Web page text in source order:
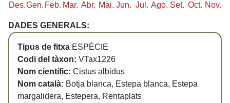
Des.Gen. Feb. Mar. Abr. Mai. Jun. Jul. Ago. Set. Oct. Nov.
DADES GENERALS:
Tipus de fitxa ESPÈCIE
Codi del tàxon: VTax1226
Nom científic: Cistus albidus
Nom català: Botja blanca, Estepa blanca, Estepa
margalidera, Estepera, Rentaplats